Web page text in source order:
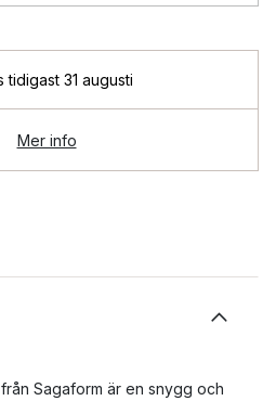
tidigast 31 augusti
Mer info
Sagaform är en snygg och